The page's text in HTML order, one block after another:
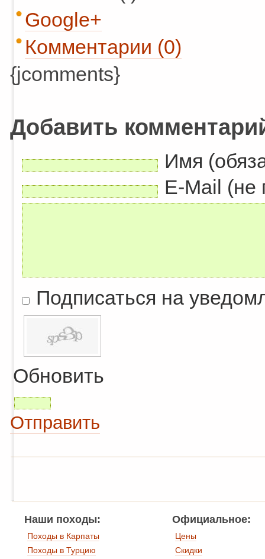
Google+
Комментарии (0)
{jcomments}
Добавить
Имя
E-Mail (не
Подписаться на
Обновить
Отправить
Наши походы:
Походы в Карпаты
Походы в Турцию
Официальное:
Цены
Скидки